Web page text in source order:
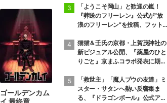
ゴールデンカム
イ 最終章
「ようこそ岡山」と歓迎の嵐！
『葬送のフリーレン』公式が“放
浪のフリーレン”を投稿、フット
猫猫＆壬氏の京都・上賀茂神社の
新ビジュアル公開、『薬屋のひと
りごと』京まふコラボ発表に期待
「救世主」「魔人ブウの友達」ミ
スター・サタンへ熱い反響集ま
る、『ドラゴンボール』公式アカ